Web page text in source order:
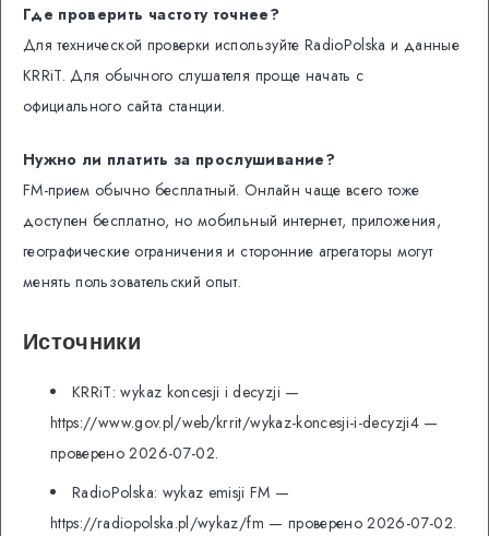
Где проверить частоту точнее?
Для технической проверки используйте RadioPolska и данные
KRRiT. Для обычного слушателя проще начать с
официального сайта станции.
Нужно ли платить за прослушивание?
FM-прием обычно бесплатный. Онлайн чаще всего тоже
доступен бесплатно, но мобильный интернет, приложения,
географические ограничения и сторонние агрегаторы могут
менять пользовательский опыт.
Источники
KRRiT: wykaz koncesji i decyzji —
https://www.gov.pl/web/krrit/wykaz-koncesji-i-decyzji4 —
проверено 2026-07-02.
RadioPolska: wykaz emisji FM —
https://radiopolska.pl/wykaz/fm — проверено 2026-07-02.